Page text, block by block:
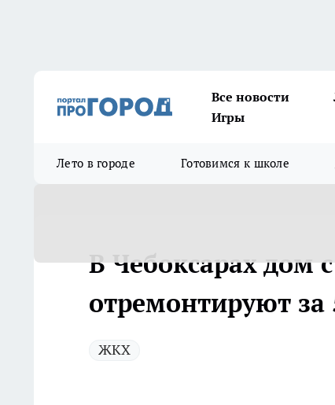
Все новости
Игры
Лето в городе Готовимся к школе
В Чебоксарах дом
отремонтируют
ЖКХ